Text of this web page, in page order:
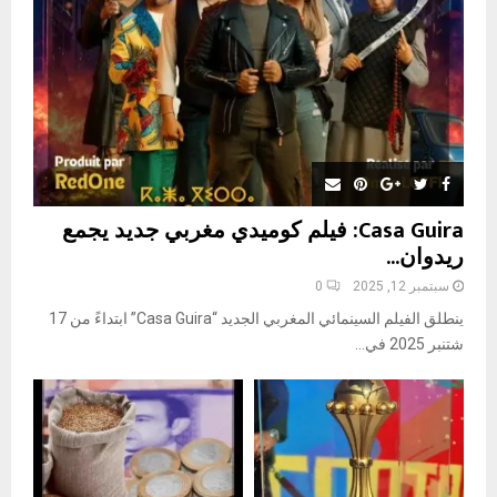
Casa Guira: فيلم كوميدي مغربي جديد يجمع
ريدوان...
سبتمبر 12, 2025 0
ينطلق الفيلم السينمائي المغربي الجديد “Casa Guira” ابتداءً من 17
شتنبر 2025 في...